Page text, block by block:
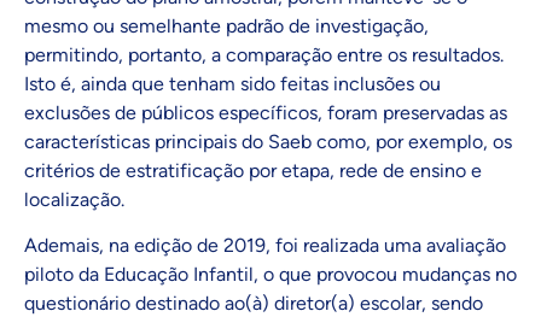
mesmo ou semelhante padrão de investigação,
permitindo, portanto, a comparação entre os resultados.
Isto é, ainda que tenham sido feitas inclusões ou
exclusões de públicos específicos, foram preservadas as
características principais do Saeb como, por exemplo, os
critérios de estratificação por etapa, rede de ensino e
localização.
Ademais, na edição de 2019, foi realizada uma avaliação
piloto da Educação Infantil, o que provocou mudanças no
questionário destinado ao(à) diretor(a) escolar, sendo